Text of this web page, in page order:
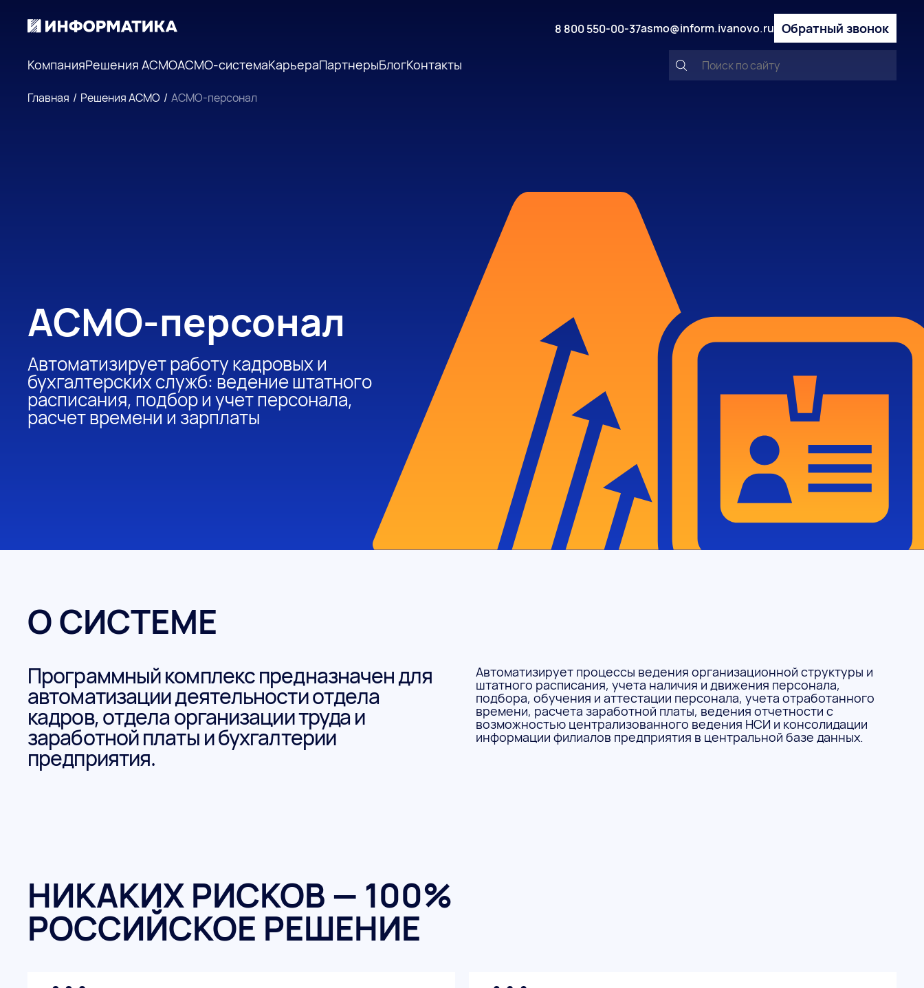
КомпанияРешения АСМОАСМО-системаКарьераПартнерыБлогКонтакты
8 800 550-00-37asmo@inform.ivanovo.ru Обратный звонок
Главная / Решения АСМО / АСМО-персонал
АСМО-персонал
Автоматизирует работу кадровых и
бухгалтерских служб: ведение штатного
расписания, подбор и учет персонала,
расчет времени и зарплаты
О СИСТЕМЕ
Программный комплекс предназначен для
автоматизации деятельности отдела
кадров, отдела организации труда и
заработной платы и бухгалтерии
предприятия.
Автоматизирует процессы ведения организационной структуры и
штатного расписания, учета наличия и движения персонала,
подбора, обучения и аттестации персонала, учета отработанного
времени, расчета заработной платы, ведения отчетности с
возможностью централизованного ведения НСИ и консолидации
информации филиалов предприятия в центральной базе данных.
НИКАКИХ РИСКОВ — 100%
РОССИЙСКОЕ РЕШЕНИЕ